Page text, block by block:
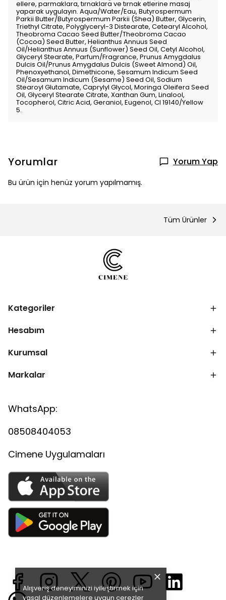
Alışveriş deneyiminizi iyileştirmek için
yasal düzenlemelere uygun çerezler
ellere, parmaklara, tırnaklara ve tırnak etlerine masaj
yaparak uygulayın. Aqua/Water/Eau, Butyrospermum
Parkii Butter/Butyrospermum Parkii (Shea) Butter, Glycerin,
Triethyl Citrate, Polyglyceryl-3 Distearate, Cetearyl Alcohol,
Theobroma Cacao Seed Butter/Theobroma Cacao
(Cocoa) Seed Butter, Helianthus Annuus Seed
Oil/Helianthus Annuus (Sunflower) Seed Oil, Cetyl Alcohol,
Glyceryl Stearate, Parfum/Fragrance, Prunus Amygdalus
Dulcis Oil/Prunus Amygdalus Dulcis (Sweet Almond) Oil,
Phenoxyethanol, Dimethicone, Sesamum Indicum Seed
Oil/Sesamum Indicum (Sesame) Seed Oil, Sodium
Stearoyl Glutamate, Caprylyl Glycol, Moringa Oleifera Seed
Oil, Glyceryl Stearate Citrate, Xanthan Gum, Linalool,
Tocopherol, Citric Acid, Geraniol, Eugenol, CI 19140/Yellow
5.
Yorumlar Yorum Yap
Bu ürün için henüz yorum yapılmamış.
Tüm Ürünler
Kategoriler
Hesabım
Kurumsal
Markalar
WhatsApp:
08508404053
Cimene Uygulamaları